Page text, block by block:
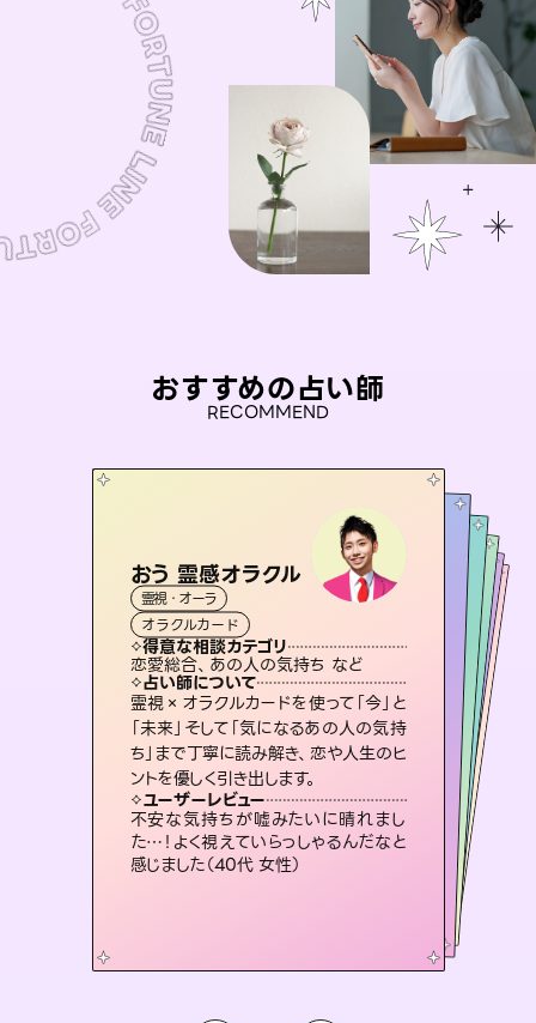
おすすめの占い師
RECOMMEND
おう 霊感オラクル
霊視・オーラ
オラクルカード
得意な相談カテゴリ
恋愛総合、あの人の気持ち など
占い師について
霊視×オラクルカードを使って「今」と
「未来」そして「気になるあの人の気持
ち」まで丁寧に読み解き、恋や人生のヒ
ントを優しく引き出します。
ユーザーレビュー
不安な気持ちが嘘みたいに晴れまし
た…！よく視えていらっしゃるんだなと
感じました（40代 女性）
未来視師＊花
霊視・オーラ
スピリチュアル・リーディング
得意な相談カテゴリ
出逢い、片想い、復縁 など
占い師について
未来には何パターンもの選択肢があり
ます。不安で視えにくくなっているあな
たの素敵な未来を見つけ、その未来を
選択できるようアドバイスします。
ユーザーレビュー
職場の人の性質や人間関係、本心など
本当によく視えていてびっくり。対策が
打てて前向きになれます（40代）
彗望
霊視・オーラ
スピリチュアル・リーディング
得意な相談カテゴリ
片想い、あの人の気持ち、復縁 など
占い師について
3,700年以上の歴史を持つ東洋最古の
占術「易占」で詳細まで占い、幸せへ向
かう道筋を示します。厳しい結果にも具
体的な対策をお伝えします。
ユーザーレビュー
複雑な背景もしっかり聞いて鑑定して
いただけました。気持ちが楽になりまし
た（50代 女性）
セラピスト理恵
霊視・オーラ
スピリチュアル・リーディング
得意な相談カテゴリ
片想い、二人の未来、年の差 など
占い師について
連絡再開、復縁、成就などの報告実績多数。セラピストとして2万超の施術経験があるからこそできる鑑定で、より良い未来をサポートします。
ユーザーレビュー
とても心温まる鑑定でした。しかもこち
らは何も言っていないのに視えていらっ
しゃるんだなと驚きです（30代女性）
アイリス -iris-
ルーン
得意な相談カテゴリ
恋愛総合、片想い、二人の未来 など
占い師について
復縁、恋愛、不倫の行方、同性愛や片
思い、仕事関係や借金問題まで知りた
いことや心の負担になっていることを
紐解き、背中をそっと押して導きます。
ユーザーレビュー
安心感のあり、言い切ってくれる所や濁
さない鑑定のおかげで、毎回自分の気
持ちを整えられます（30代 男性）
霊視・オーラ タロット
スピリチュアル・リーディング
得意な相談カテゴリ
片想い、あの人の気持ち、復縁 など
占い師について
恋愛のお悩みの中でも特に「曖昧な関
係」の相談を得意としており、友達以上
恋人未満なお相手との今後や本音を丁
寧に読み解き恋愛成就へと導きます。
ユーザーレビュー
鑑定していただいてアドバイス通りに行
動すると仲が復活してきました。ありが
とうございました（40代 女性）